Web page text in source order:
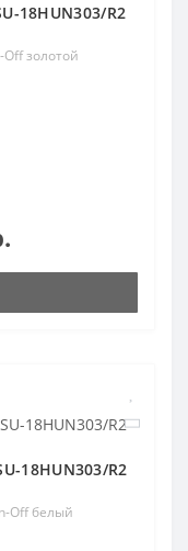
18HUN303/R2
золотой
18HUN303/R2
Off белый